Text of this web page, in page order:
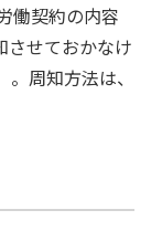
働契約の内容
させておかなけ
周知方法は、